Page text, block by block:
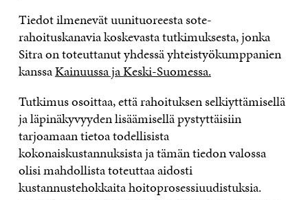
Tiedot ilmenevät uunituoreesta sote-
rahoituskanavia koskevasta tutkimuksesta, jonka
Sitra on toteuttanut yhdessä yhteistyökumppanien
kanssaKainuussa ja Keski-Suomessa.
Tutkimus osoittaa, että rahoituksen selkiyttämisellä
ja läpinäkyvyyden lisäämisellä pystyttäisiin
tarjoamaan tietoa todellisista
kokonaiskustannuksista ja tämän tiedon valossa
olisi mahdollista toteuttaa aidosti
kustannustehokkaita hoitoprosessiuudistuksia.